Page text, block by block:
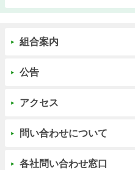
組合案内
公告
アクセス
問い合わせについて
各社問い合わせ窓口